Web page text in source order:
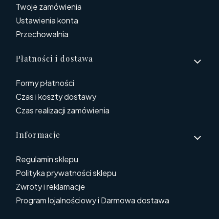
Twoje zamówienia
Ustawienia konta
Przechowalnia
Płatności i dostawa
Formy płatności
Czas i koszty dostawy
Czas realizacji zamówienia
Informacje
Regulamin sklepu
Polityka prywatności sklepu
Zwroty i reklamacje
Program lojalnościowy i Darmowa dostawa